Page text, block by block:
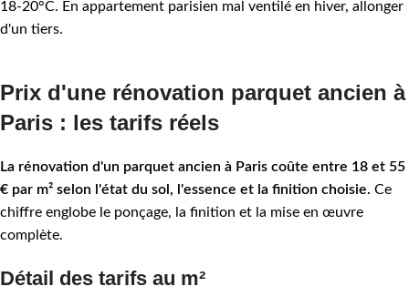
18-20°C. En appartement parisien mal ventilé en hiver, allonger
d'un tiers.
Prix d'une rénovation parquet ancien à
Paris : les tarifs réels
La rénovation d'un parquet ancien à Paris coûte entre 18 et 55
€ par m² selon l'état du sol, l'essence et la finition choisie. Ce
chiffre englobe le ponçage, la finition et la mise en œuvre
complète.
Détail des tarifs au m²